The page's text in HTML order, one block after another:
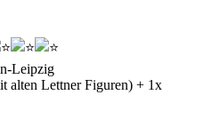
Leipzig
alten Lettner Figuren) + 1x